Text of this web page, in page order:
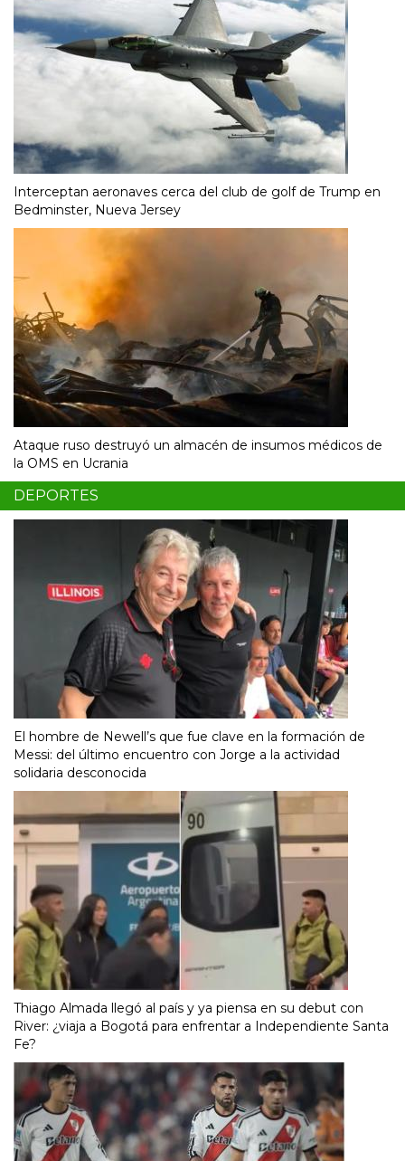
Interceptan aeronaves cerca del club de golf de Trump en
Bedminster, Nueva Jersey
Ataque ruso destruyó un almacén de insumos médicos de
la OMS en Ucrania
DEPORTES
El hombre de Newell’s que fue clave en la formación de
Messi: del último encuentro con Jorge a la actividad
solidaria desconocida
Thiago Almada llegó al país y ya piensa en su debut con
River: ¿viaja a Bogotá para enfrentar a Independiente Santa
Fe?